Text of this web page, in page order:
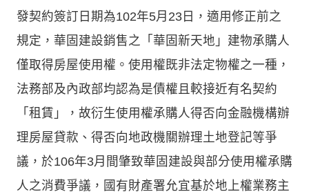
發契約簽訂日期為102年5月23日，適用修正前之
規定，華固建設銷售之「華固新天地」建物承購人
僅取得房屋使用權。使用權既非法定物權之一種，
法務部及內政部均認為是債權且較接近有名契約
「租賃」，故衍生使用權承購人得否向金融機構辦
理房屋貸款、得否向地政機關辦理土地登記等爭
議，於106年3月間肇致華固建設與部分使用權承購
人之消費爭議，國有財產署允宜基於地上權業務主